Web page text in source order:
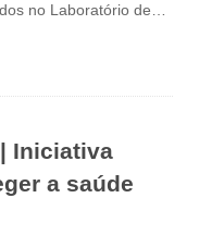
no Laboratório de…
Iniciativa
a saúde